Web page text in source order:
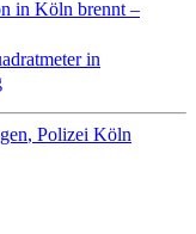
in Köln brennt –
in
Polizei Köln